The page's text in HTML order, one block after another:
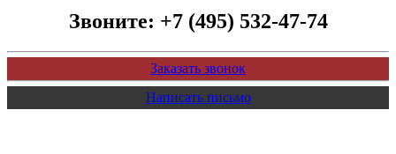
Звоните: +7 (495) 532-47-74
Заказать звонок
Написать письмо